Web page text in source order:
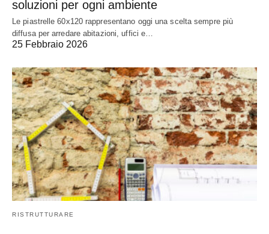
soluzioni per ogni ambiente
Le piastrelle 60x120 rappresentano oggi una scelta sempre più
diffusa per arredare abitazioni, uffici e…
25 Febbraio 2026
RISTRUTTURARE